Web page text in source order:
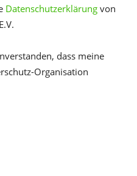
Datenschutzerklärung von
dass meine
Organisation